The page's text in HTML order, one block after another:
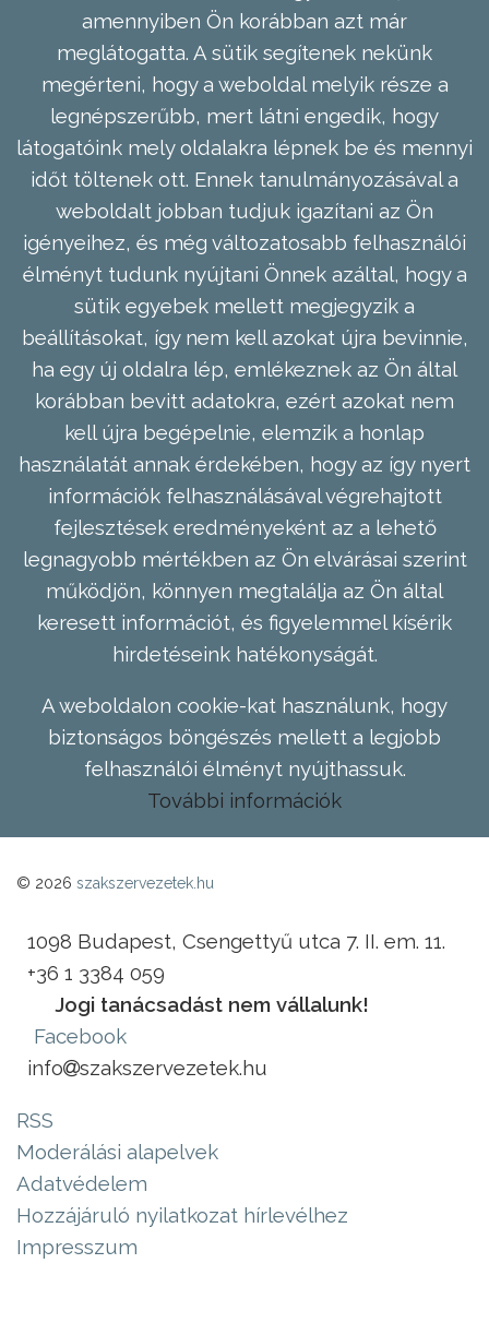
amennyiben Ön korábban azt már
meglátogatta. A sütik segítenek nekünk
megérteni, hogy a weboldal melyik része a
legnépszerűbb, mert látni engedik, hogy
látogatóink mely oldalakra lépnek be és mennyi
időt töltenek ott. Ennek tanulmányozásával a
weboldalt jobban tudjuk igazítani az Ön
igényeihez, és még változatosabb felhasználói
élményt tudunk nyújtani Önnek azáltal, hogy a
sütik egyebek mellett megjegyzik a
beállításokat, így nem kell azokat újra bevinnie,
ha egy új oldalra lép, emlékeznek az Ön által
korábban bevitt adatokra, ezért azokat nem
kell újra begépelnie, elemzik a honlap
használatát annak érdekében, hogy az így nyert
információk felhasználásával végrehajtott
fejlesztések eredményeként az a lehető
legnagyobb mértékben az Ön elvárásai szerint
működjön, könnyen megtalálja az Ön által
keresett információt, és figyelemmel kísérik
hirdetéseink hatékonyságát.
A weboldalon cookie-kat használunk, hogy
biztonságos böngészés mellett a legjobb
felhasználói élményt nyújthassuk.
További információk
© 2026 szakszervezetek.hu
1098 Budapest, Csengettyű utca 7. II. em. 11.
+36 1 3384 059
Jogi tanácsadást nem vállalunk!
Facebook
info
szakszervezetek.hu
RSS
Moderálási alapelvek
Adatvédelem
Hozzájáruló nyilatkozat hírlevélhez
Impresszum